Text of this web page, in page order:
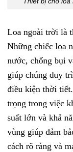
Loa ngoài trời là
Những chiếc loa
nước, chống bụi
giúp chúng duy
điều kiện thời
trọng trong việc
suất lớn và khả
vùng giúp đảm
cách rõ ràng và